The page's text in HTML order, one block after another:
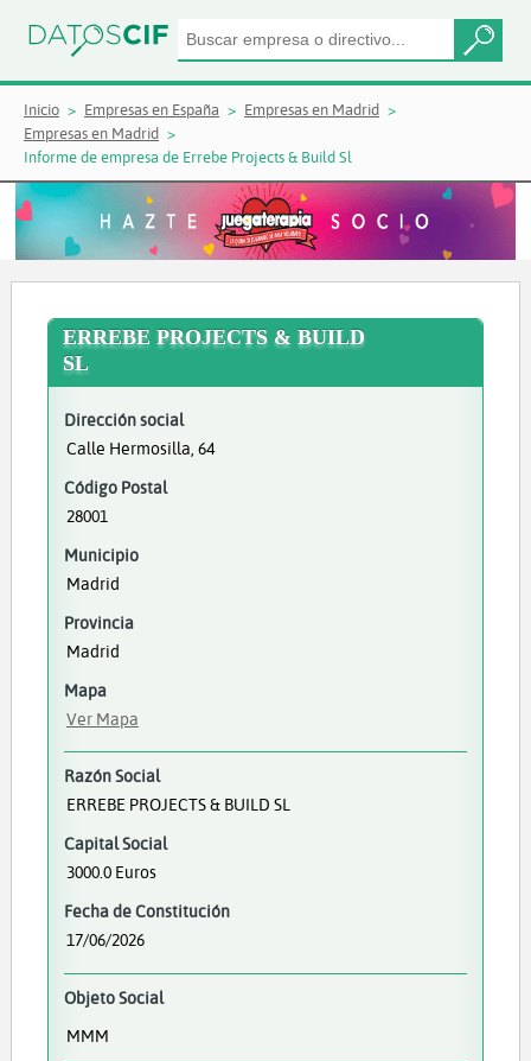
Inicio Empresas en España
Empresas en Madrid
Empresas en Madrid
Informe de empresa de Errebe Projects & Build Sl
ERREBE PROJECTS & BUILD
SL
Dirección social
Calle Hermosilla, 64
Código Postal
28001
Municipio
Madrid
Provincia
Madrid
Mapa
Ver Mapa
Razón Social
ERREBE PROJECTS & BUILD SL
Capital Social
3000.0 Euros
Fecha de Constitución
17/06/2026
Objeto Social
MMM